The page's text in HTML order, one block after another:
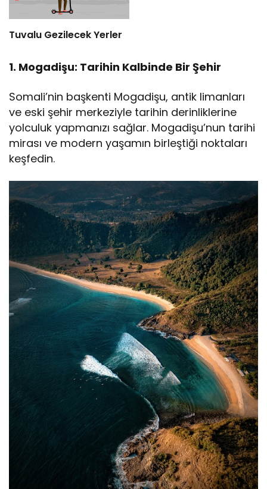
Tuvalu Gezilecek Yerler
1. Mogadişu: Tarihin Kalbinde Bir Şehir
Somali’nin başkenti Mogadişu, antik limanları
ve eski şehir merkeziyle tarihin derinliklerine
yolculuk yapmanızı sağlar. Mogadişu’nun tarihi
mirası ve modern yaşamın birleştiği noktaları
keşfedin.